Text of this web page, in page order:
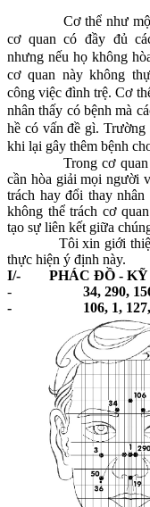
Cơ thể như một
cơ quan có đầy đủ
nhưng nếu họ không
cơ quan này không
công việc đình trệ. Cơ
nhân thấy có bệnh mà
hề có vấn đề gì.
khi lại gây thêm bệnh
Trong cơ quan
cần hòa giải mọi người
trách hay đổi thay
không thể trách cơ
tạo sự liên kết giữa
Tôi xin giới thiệu
thực hiện ý định này.
I/- PHÁC ĐỒ - KỸ
-
34, 290,
- 106, 1, 127, 39,